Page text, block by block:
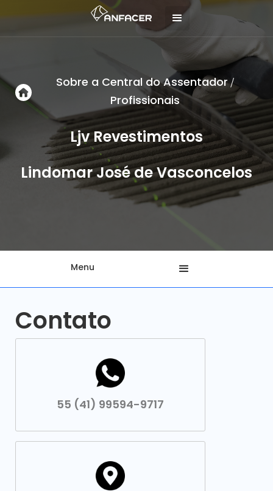
Sobre a Central do Assentador/
Profissionais
Ljv Revestimentos
Lindomar José de Vasconcelos
Menu
Contato
55 (41) 99594-9717